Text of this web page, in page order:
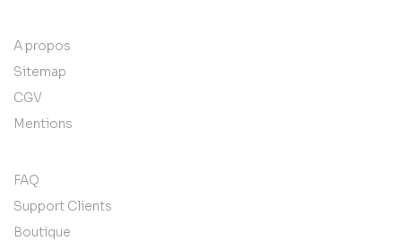
A propos
Sitemap
CGV
Mentions
FAQ
Support Clients
Boutique